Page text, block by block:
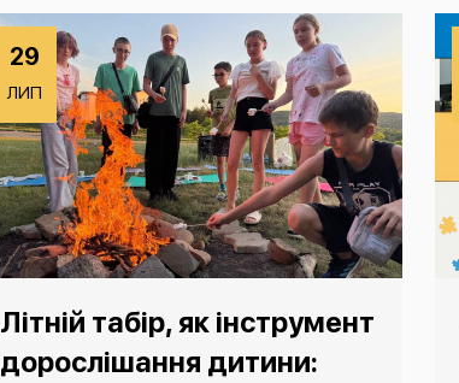
29
ЛИП
Літній табір, як інструмент
дорослішання дитини: